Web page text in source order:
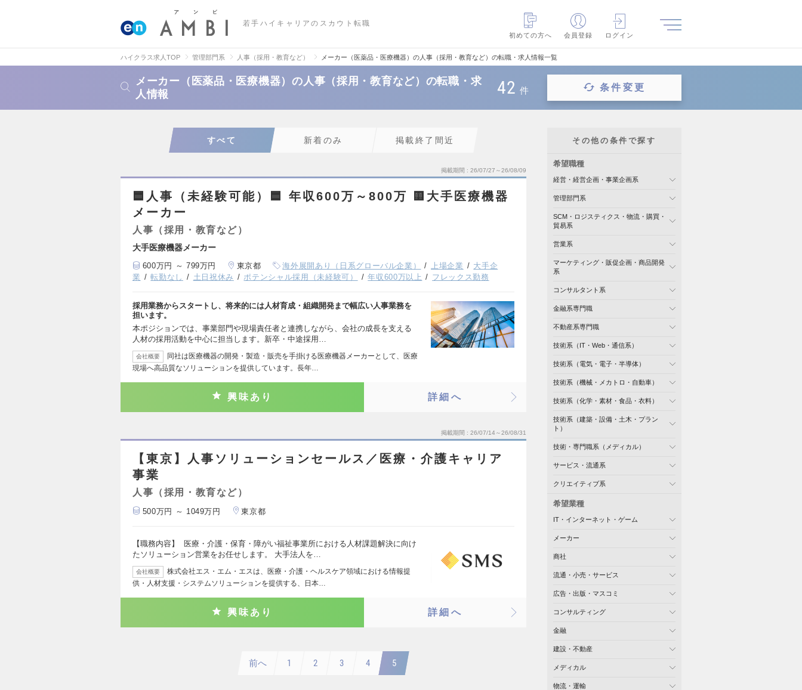
若手ハイキャリアのスカウト転職
初めての方へ
会員登録 ログイン
ハイクラス求人TOP 管理部門系 人事（採用・教育など） メーカー（医薬品・医療機器）の人事（採用・教育など）の転職・求人情報一覧
メーカー（医薬品・医療機器）の人事（採用・教育など）の転職・求
人情報
42 件 条件変更
すべて 新着のみ 掲載終了間近
掲載期間 26/07/27～26/08/09
🟦人事（未経験可能）🟦 年収600万～800万 🟨大手医療機器
メーカー
人事（採用・教育など）
大手医療機器メーカー
600万円 ～ 799万円 東京都 海外展開あり（日系グローバル企業） 上場企業
大手企
業
転勤なし 土日祝休み ポテンシャル採用（未経験可） 年収600万以上 フレックス勤務
採用業務からスタートし、将来的には人材育成・組織開発まで幅広い人事業務を
担います。
本ポジションでは、事業部門や現場責任者と連携しながら、会社の成長を支える
人材の採用活動を中心に担当します。新卒・中途採用…
会社概要
同社は医療機器の開発・製造・販売を手掛ける医療機器メーカーとして、医療
現場へ高品質なソリューションを提供しています。長年…
興味あり 詳細へ
掲載期間 26/07/14～26/08/31
【東京】人事ソリューションセールス／医療・介護キャリア
事業
人事（採用・教育など）
500万円 ～ 1049万円 東京都
【職務内容】 医療・介護・保育・障がい福祉事業所における人材課題解決に向け
たソリューション営業をお任せします。 大手法人を…
会社概要
株式会社エス・エム・エスは、医療・介護・ヘルスケア領域における情報提
供・人材支援・システムソリューションを提供する、日本…
興味あり 詳細へ
前へ 1 2 3 4 5
その他の条件で探す
希望職種
経営・経営企画・事業企画系
管理部門系
SCM・ロジスティクス・物流・購買・
貿易系
営業系
マーケティング・販促企画・商品開発
系
コンサルタント系
金融系専門職
不動産系専門職
技術系（IT・Web・通信系）
技術系（電気・電子・半導体）
技術系（機械・メカトロ・自動車）
技術系（化学・素材・食品・衣料）
技術系（建築・設備・土木・プラン
ト）
技術・専門職系（メディカル）
サービス・流通系
クリエイティブ系
希望業種
IT・インターネット・ゲーム
メーカー
商社
流通・小売・サービス
広告・出版・マスコミ
コンサルティング
金融
建設・不動産
メディカル
物流・運輸